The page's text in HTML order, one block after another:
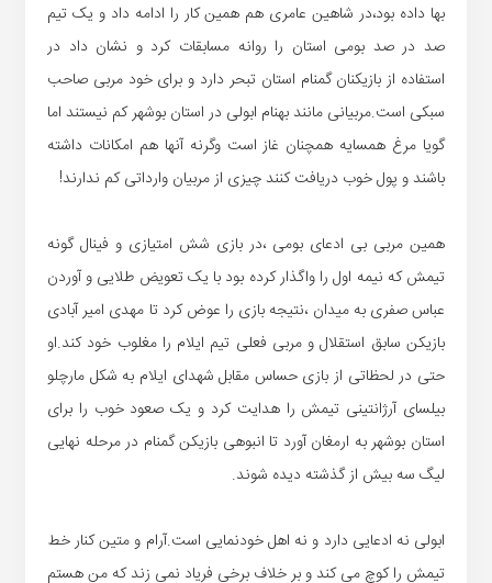
بها داده بود،در شاهین عامری هم همین کار را ادامه داد و یک تیم
صد در صد بومی استان را روانه مسابقات کرد و نشان داد در
استفاده از بازیکنان گمنام استان تبحر دارد و برای خود مربی صاحب
سبکی است.مربیانی مانند بهنام ابولی در استان بوشهر کم نیستند اما
گویا مرغ همسایه همچنان غاز است وگرنه آنها هم امکانات داشته
باشند و پول خوب دریافت کنند چیزی از مربیان وارداتی کم ندارند!
همین مربی بی ادعای بومی ،در بازی شش امتیازی و فینال گونه
تیمش که نیمه اول را واگذار کرده بود با یک تعویض طلایی و آوردن
عباس صفری به میدان ،نتیجه بازی را عوض کرد تا مهدی امیر آبادی
بازیکن سابق استقلال و مربی فعلی تیم ایلام را مغلوب خود کند.او
حتی در لحظاتی از بازی حساس مقابل شهدای ایلام به شکل مارچلو
بیلسای آرژانتینی تیمش را هدایت کرد و یک صعود خوب را برای
استان بوشهر به ارمغان آورد تا انبوهی بازیکن گمنام در مرحله نهایی
لیگ سه بیش از گذشته دیده شوند.
ابولی نه ادعایی دارد و نه اهل خودنمایی است.آرام و متین کنار خط
تیمش را کوچ می کند و بر خلاف برخی فریاد نمی زند که من هستم